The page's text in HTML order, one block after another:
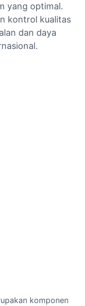
yang optimal.
kontrol kualitas
dan daya
komponen